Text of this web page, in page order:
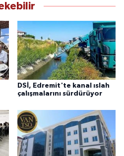
DSİ, Edremit'te kanal ıslah
çalışmalarını sürdürüyor